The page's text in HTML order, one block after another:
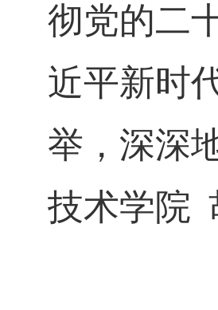
彻党的二
近平新时
举，深深
技术学院